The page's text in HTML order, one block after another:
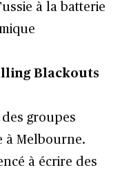
à la batterie
Blackouts
groupes
à Melbourne.
à écrire des